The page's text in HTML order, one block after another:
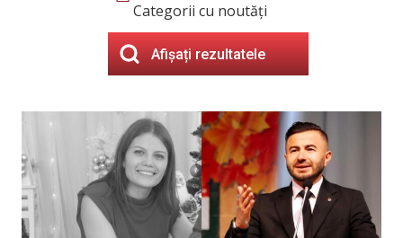
Categorii cu noutăți
Afișați rezultatele